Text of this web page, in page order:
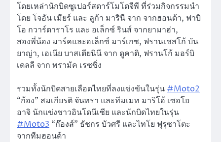
โดยเหล่านักบิดซูเปอร์สตาร์โมโตจีพี ที่ร่วมกิจกรรมนำ
โดย โจอัน เมียร์ และ ลูก้า มารินี จาก จากฮอนด้า, ฟาบิ
โอ กวาร์ตาราโร และ อเล็กซ์ รินส์ จากยามาฮ่า,
สองพี่น้อง มาร์คและอเล็กซ์ มาร์เกซ, ฟรานเชสโก้ บัน
ยาญ่า, เอเนีย บาสเตียนินี จาก ดูคาติ, ฟรานโก้ มอร์บิ
เดลลี จาก พรามัค เรซซิ่ง
รวมทั้งนักบิดสายเลือดไทยที่ลงแข่งขันในรุ่น #Moto2
“ก้อง” สมเกียรติ จันทรา และทีมเมท มาริโอ้ เซอโย
อาจิ นักแข่งชาวอินโดนีเซีย และนักบิดไทยในรุ่น
#Moto3 “ก๊องส์” ธัชกร บัวศรี และไทโย ฟุรุซาโตะ
จากทีมฮอนด้า